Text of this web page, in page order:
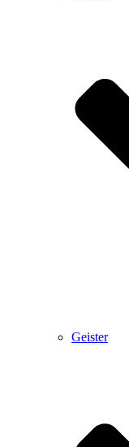
Geister